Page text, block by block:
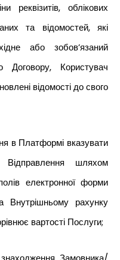
реквізитів, облікових
та відомостей, які
або зобов’язаний
Договору, Користувач
відомості до свого
в Платформі вказувати
Відправлення шляхом
електронної форми
Внутрішньому рахунку
вартості Послуги;